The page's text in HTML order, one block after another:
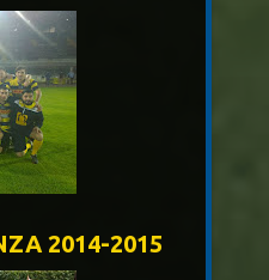
2014-2015